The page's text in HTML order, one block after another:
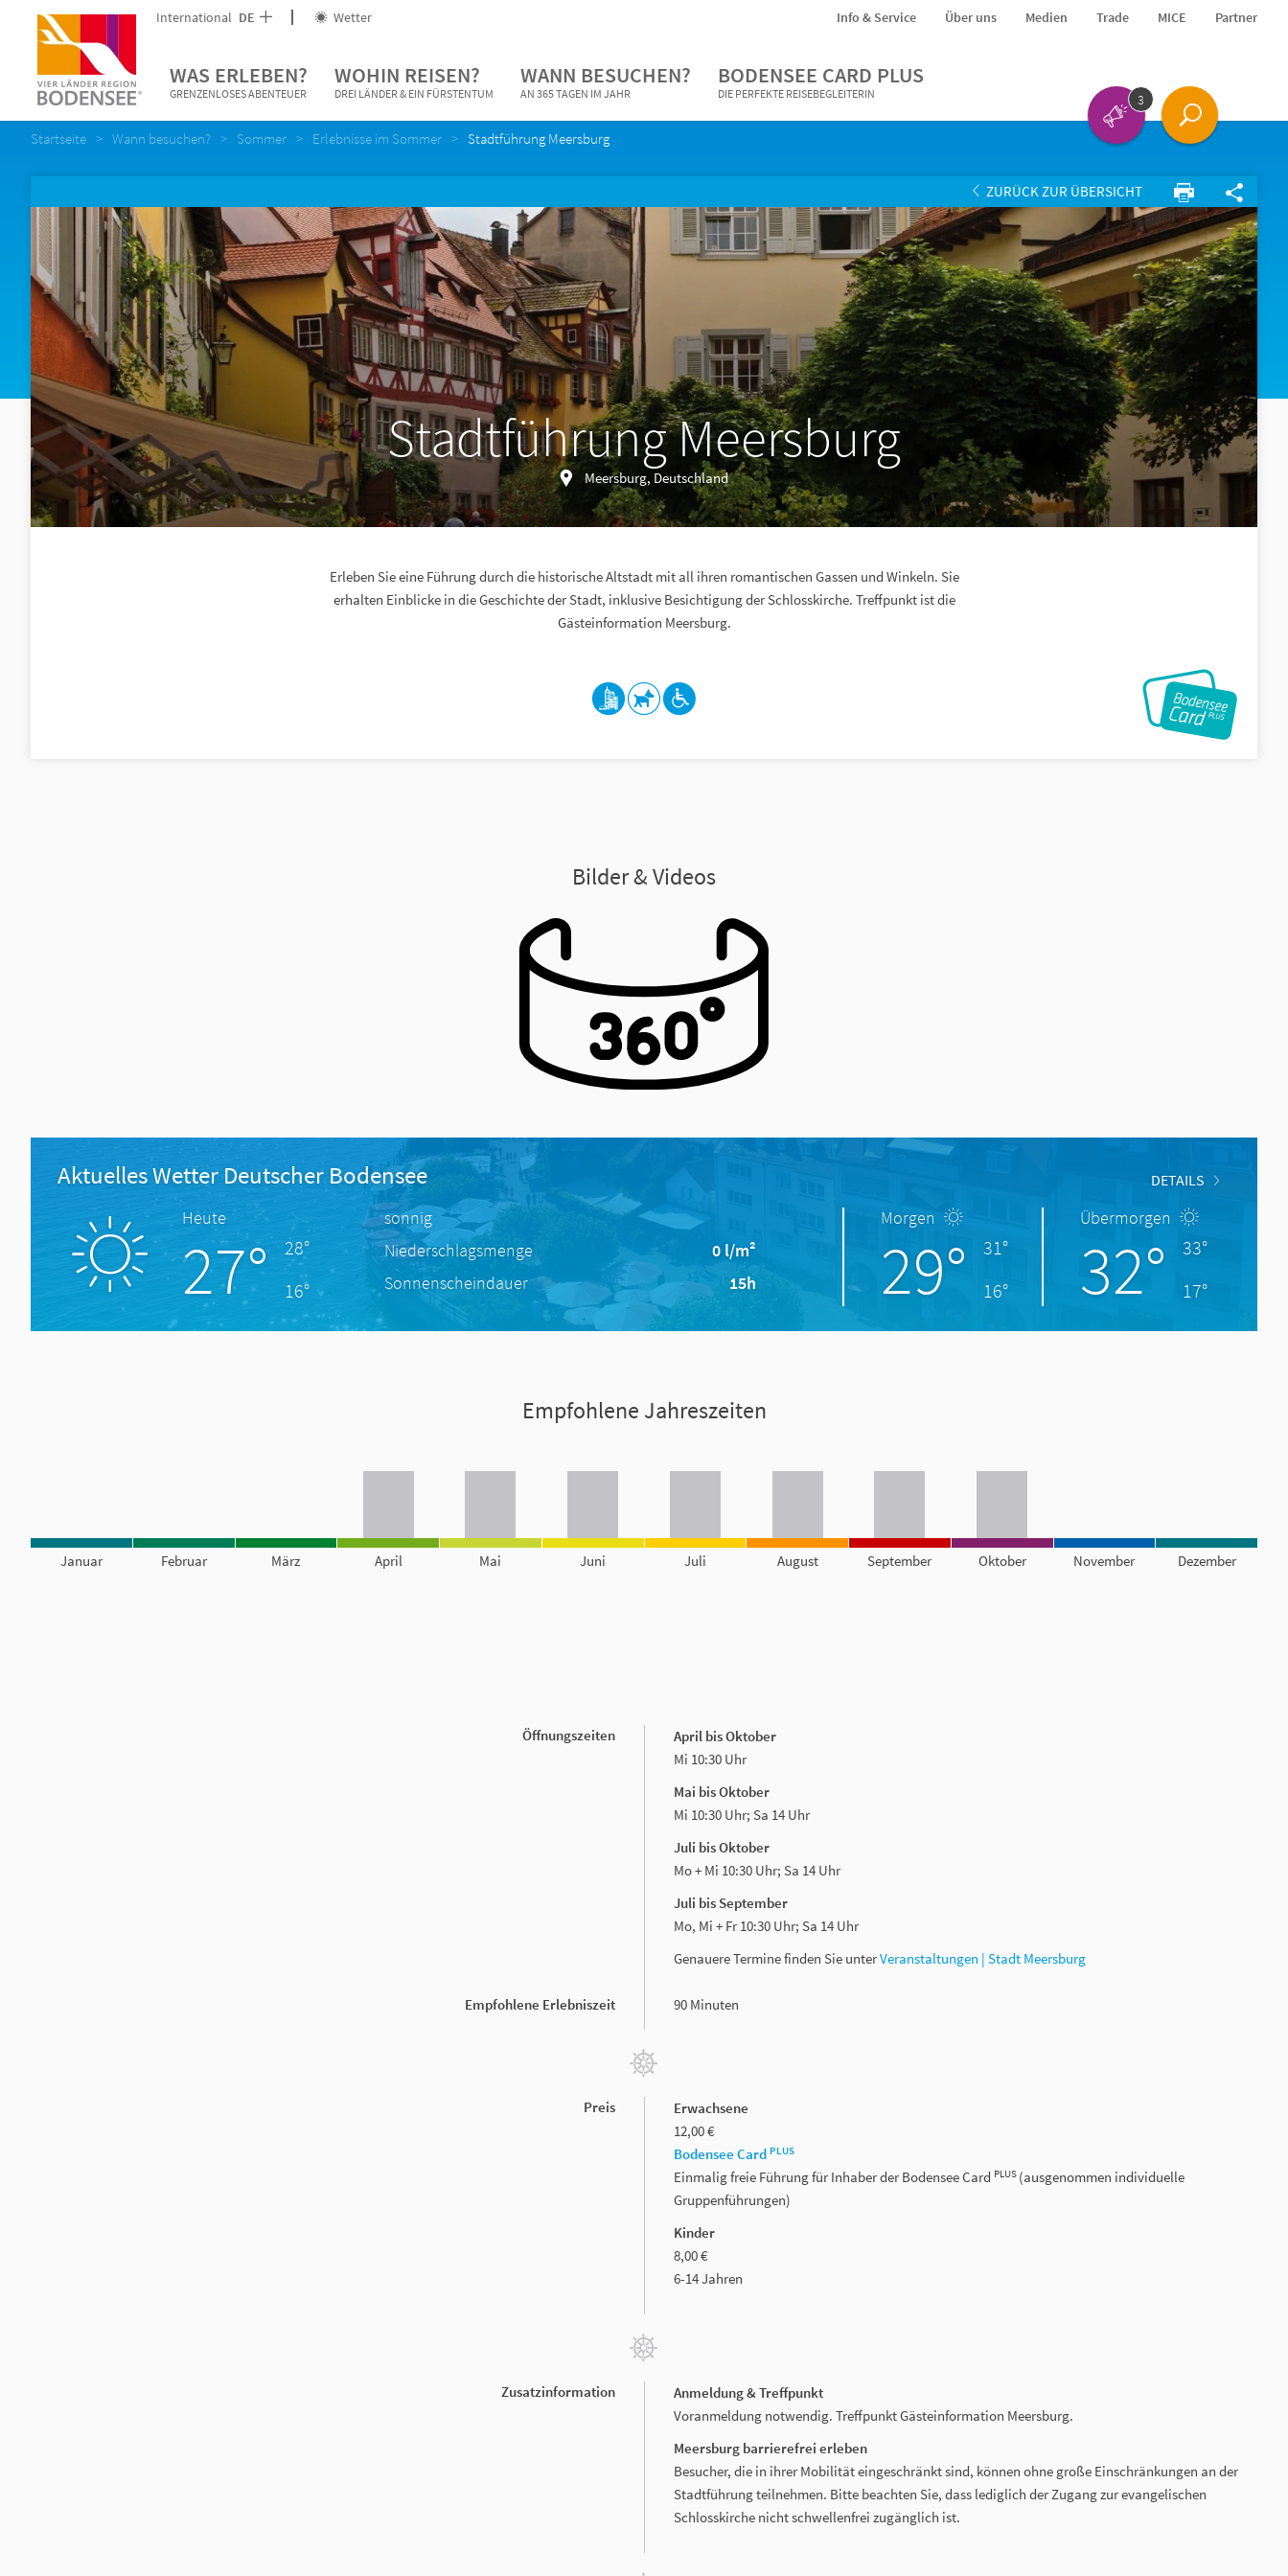
International DE Wetter Info & Service Über uns Medien Trade MICE Partner
WAS ERLEBEN?
GRENZENLOSES ABENTEUER
WOHIN REISEN?
DREI LÄNDER & EIN FÜRSTENTUM
WANN BESUCHEN?
AN 365 TAGEN IM JAHR
BODENSEE CARD PLUS
DIE PERFEKTE REISEBEGLEITERIN 3
Startseite Wann besuchen? Sommer Erlebnisse im Sommer Stadtführung Meersburg
ZURÜCK ZUR ÜBERSICHT
Stadtführung Meersburg
Meersburg, Deutschland
Erleben Sie eine Führung durch die historische Altstadt mit all ihren romantischen Gassen und Winkeln. Sie
erhalten Einblicke in die Geschichte der Stadt, inklusive Besichtigung der Schlosskirche. Treffpunkt ist die
Gästeinformation Meersburg.
Bilder & Videos
Aktuelles Wetter Deutscher Bodensee DETAILS
Heute
27°
28°
16°
sonnig
Niederschlagsmenge
0 l/m²
Sonnenscheindauer
15h
Morgen
29°
31°
16°
Übermorgen
32°
33°
17°
Empfohlene Jahreszeiten
Januar Februar März April Mai Juni Juli August September Oktober November Dezember
Öffnungszeiten
April bis Oktober
Mi 10:30 Uhr
Mai bis Oktober
Mi 10:30 Uhr; Sa 14 Uhr
Juli bis Oktober
Mo + Mi 10:30 Uhr; Sa 14 Uhr
Juli bis September
Mo, Mi + Fr 10:30 Uhr; Sa 14 Uhr
Genauere Termine finden Sie unterVeranstaltungen | Stadt Meersburg
Empfohlene Erlebniszeit 90 Minuten
Preis
Erwachsene
12,00 €
Bodensee Card PLUS
Einmalig freie Führung für Inhaber der Bodensee Card PLUS (ausgenommen individuelle
Gruppenführungen)
Kinder
8,00 €
6-14 Jahren
Zusatzinformation
Anmeldung & Treffpunkt
Voranmeldung notwendig. Treffpunkt Gästeinformation Meersburg.
Meersburg barrierefrei erleben
Besucher, die in ihrer Mobilität eingeschränkt sind, können ohne große Einschränkungen an der
Stadtführung teilnehmen. Bitte beachten Sie, dass lediglich der Zugang zur evangelischen
Schlosskirche nicht schwellenfrei zugänglich ist.